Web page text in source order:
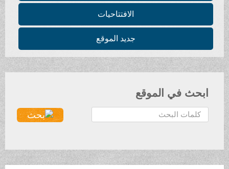
الافتتاحيات
جديد الموقع
ابحث في الموقع
ح
ث